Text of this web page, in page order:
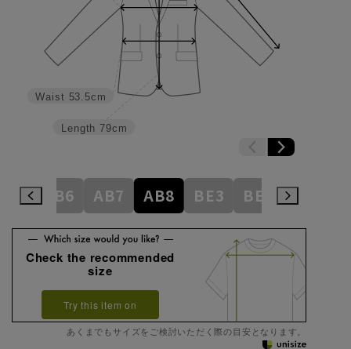
Length 79cm
Waist 53.5cm
AB6 AB7 AB8 BE3 BE4 BE5
Check the recommended
size
Try this item on
あくまでもサイズをご検討いただく際の目安となります。